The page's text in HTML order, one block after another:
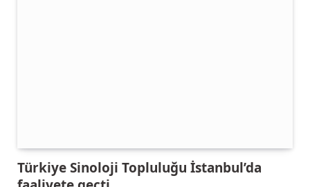
Türkiye Sinoloji Topluluğu İstanbul’da